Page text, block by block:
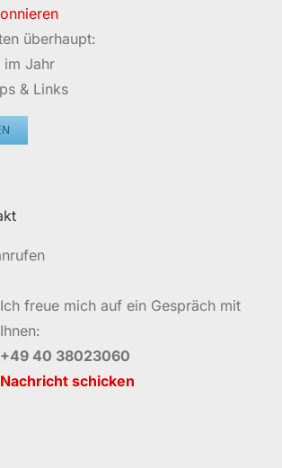
überhaupt:
im Jahr
& Links
Ich freue mich auf ein Gespräch mit
Ihnen:
+49 40 38023060
Nachricht schicken